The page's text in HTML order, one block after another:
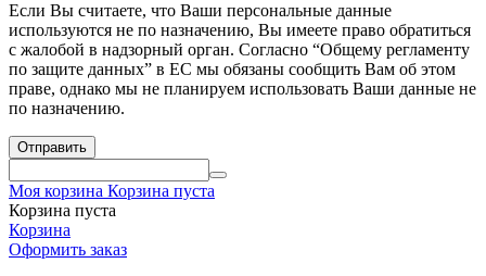
Если Вы считаете, что Ваши персональные данные
используются не по назначению, Вы имеете право обратиться
с жалобой в надзорный орган. Согласно “Общему регламенту
по защите данных” в ЕС мы обязаны сообщить Вам об этом
праве, однако мы не планируем использовать Ваши данные не
по назначению.
Отправить
Моя корзина Корзина пуста
Корзина пуста
Корзина
Оформить заказ